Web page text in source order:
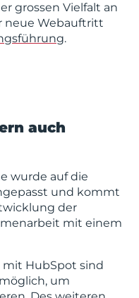
grossen Vielfalt an
neue Webauftritt
.
auch
wurde auf die
und kommt
der
mit einem
mit HubSpot sind
um